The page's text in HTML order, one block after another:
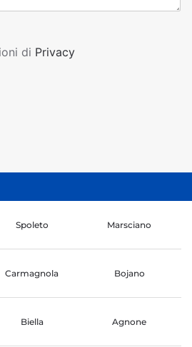
di Privacy
Spoleto Marsciano
Carmagnola Bojano
Biella Agnone